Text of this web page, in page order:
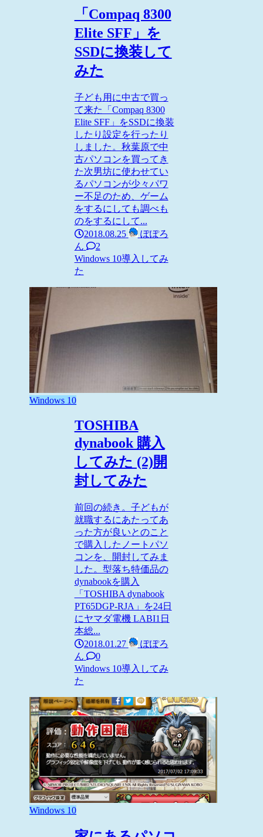
「Compaq 8300
Elite SFF」を
SSDに換装して
みた
子ども用に中古で買っ
て来た「Compaq 8300
Elite SFF」をSSDに換装
したり設定を行ったり
しました。秋葉原で中
古パソコンを買ってき
た次男坊に使わせてい
るパソコンが少々パワ
ー不足のため、ゲーム
をするにしても調べも
のをするにして...
2018.08.25
ぽぽろ
ん
2
Windows 10導入してみ
た
Windows 10
TOSHIBA
dynabook 購入
してみた (2)開
封してみた
前回の続き。子どもが
就職するにあたってあ
った方が良いとのこと
で購入したノートパソ
コンを、開封してみま
した。型落ち特価品の
dynabookを購入
「TOSHIBA dynabook
PT65DGP-RJA」を24日
にヤマダ電機 LABI1日
本総...
2018.01.27
ぽぽろ
ん
0
Windows 10導入してみ
た
Windows 10